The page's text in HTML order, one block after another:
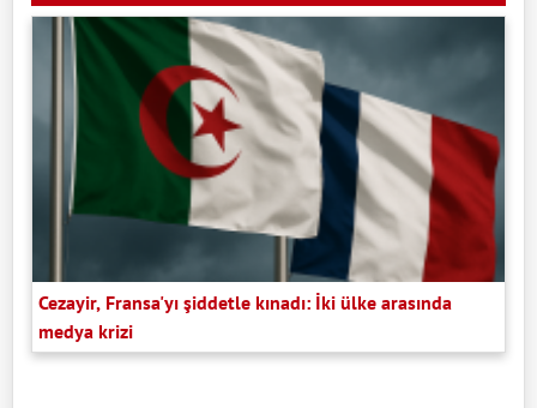
Cezayir, Fransa'yı şiddetle kınadı: İki ülke arasında
medya krizi